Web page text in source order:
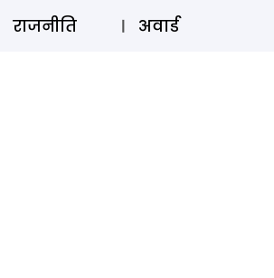
⚲ SUBSCRIBE
राजनीति अवार्ड